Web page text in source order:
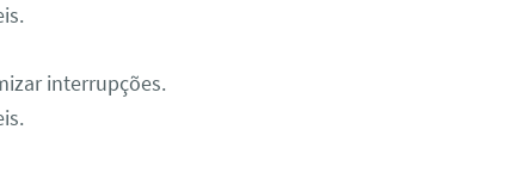
interrupções.